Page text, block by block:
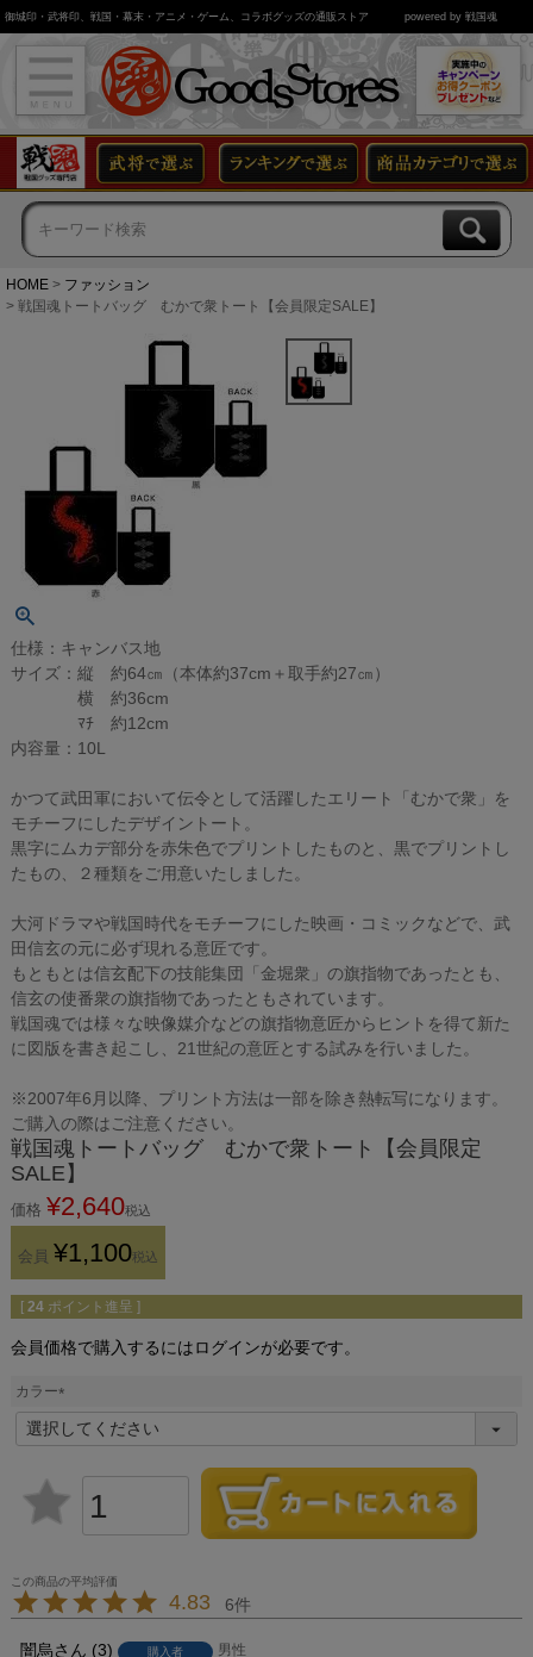
御城印・武将印、戦国・幕末・アニメ・ゲーム、コラボグッズの通販ストア powered by 戦国魂
HOME
ファッション
戦国魂トートバッグ むかで衆トート【会員限定SALE】
仕様：キャンバス地
サイズ：縦 約64㎝（本体約37cm＋取手約27㎝）
横 約36cm
ﾏﾁ 約12cm
内容量：10L
かつて武田軍において伝令として活躍したエリート「むかで衆」を
モチーフにしたデザイントート。
黒字にムカデ部分を赤朱色でプリントしたものと、黒でプリントし
たもの、２種類をご用意いたしました。
大河ドラマや戦国時代をモチーフにした映画・コミックなどで、武
田信玄の元に必ず現れる意匠です。
もともとは信玄配下の技能集団「金堀衆」の旗指物であったとも、
信玄の使番衆の旗指物であったともされています。
戦国魂では様々な映像媒介などの旗指物意匠からヒントを得て新た
に図版を書き起こし、21世紀の意匠とする試みを行いました。
※2007年6月以降、プリント方法は一部を除き熱転写になります。
ご購入の際はご注意ください。
戦国魂トートバッグ むかで衆トート【会員限定
SALE】
価格 ¥2,640税込
会員 ¥1,100税込
[ 24 ポイント進呈 ]
会員価格で購入するにはログインが必要です。
カラー
(
必
4.83 6
闇烏 3 購入者
男性